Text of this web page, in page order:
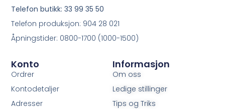
Informasjon
Om oss
Ledige stillinger
Tips og Triks
Konto
Ordrer
Kontodetaljer
Adresser
Telefon butikk: 33 99 35 50
Telefon produksjon: 904 28 021
Åpningstider: 0800-1700 (1000-1500)